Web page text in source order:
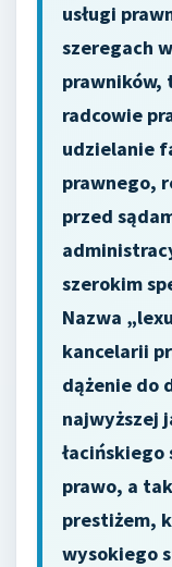
usługi
szeregach
prawników,
radcowie
udzielanie
prawnego,
przed
szerokim
Nazwa
kancelarii
dążenie do
najwyższej
łacińskiego
prawo, a
prestiżem,
wysokiego